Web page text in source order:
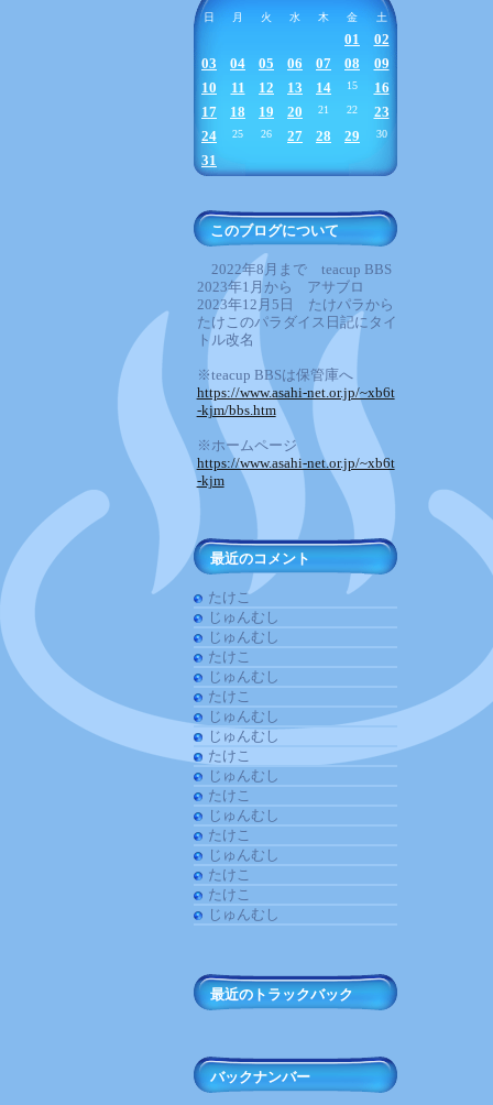
日 月 火 水 木 金 土
01
02
03
04 05 06 07 08
09
10
11 12 13 14 15
16
17
18 19 20 21 22
23
24
25 26 27 28 29 30
31
このブログについて
2022年8月まで teacup BBS
2023年1月から アサブロ
2023年12月5日 たけパラから
たけこのパラダイス日記にタイ
トル改名
※teacup BBSは保管庫へ
https://www.asahi-net.or.jp/~xb6t
-kjm/bbs.htm
※ホームページ
https://www.asahi-net.or.jp/~xb6t
-kjm
最近のコメント
たけこ
じゅんむし
じゅんむし
たけこ
じゅんむし
たけこ
じゅんむし
じゅんむし
たけこ
じゅんむし
たけこ
じゅんむし
たけこ
じゅんむし
たけこ
たけこ
じゅんむし
最近のトラックバック
バックナンバー